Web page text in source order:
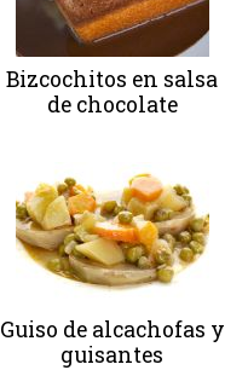
Bizcochitos en salsa
de chocolate
Guiso de alcachofas y
guisantes